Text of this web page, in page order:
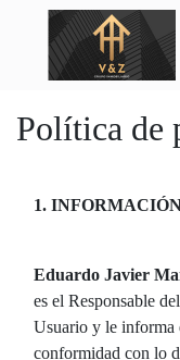
Política de
1.
Eduardo Javier
es el Responsable
Usuario y le informa
conformidad con lo